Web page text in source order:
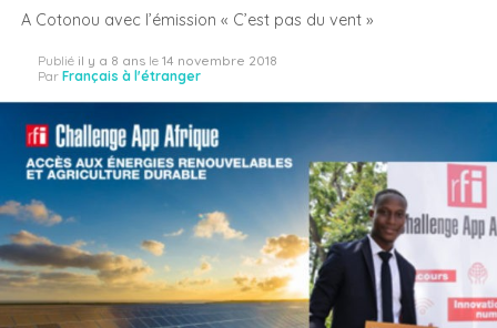
A Cotonou avec l’émission « C’est pas du vent »
Publié il y a 8 ans le 14 novembre 2018
Par Français à l'étranger